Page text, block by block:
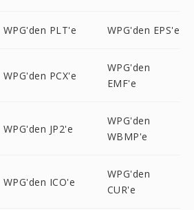
WPG'den PLT'e WPG'den EPS'e
WPG'den PCX'e
WPG'den
EMF'e
WPG'den JP2'e
WPG'den
WBMP'e
WPG'den ICO'e
WPG'den
CUR'e